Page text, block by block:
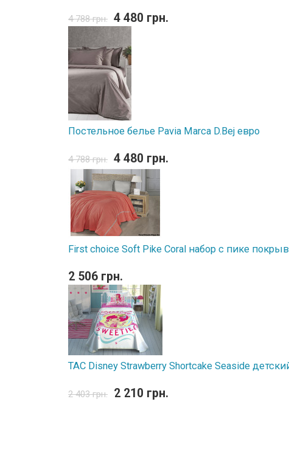
4 788 грн. 4 480 грн.
Постельное белье Pavia Marca D.Bej евро
4 788 грн. 4 480 грн.
First choice Soft Pike Coral набор с пике
2 506 грн.
TAC Disney Strawberry Shortcake Seaside
2 403 грн. 2 210 грн.